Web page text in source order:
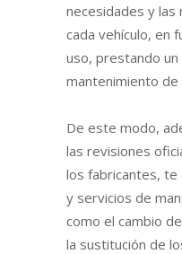
necesidades y
cada vehículo, en
uso, prestando
mantenimiento de
De este modo,
las revisiones
los fabricantes,
y servicios de
como el cambio
la sustitución de